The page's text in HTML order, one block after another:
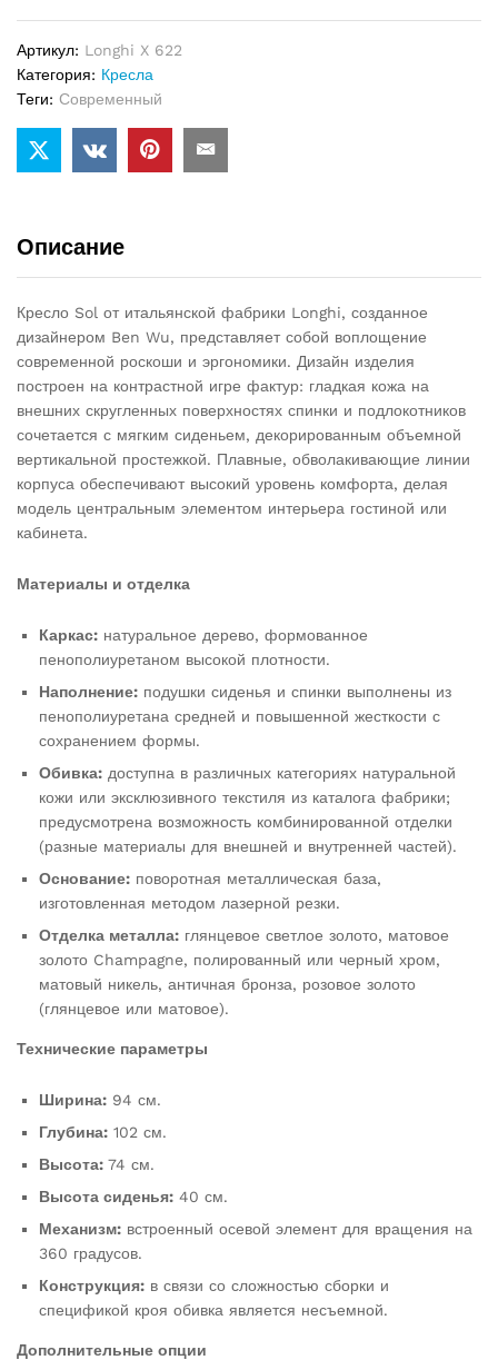
Артикул: Longhi X 622
Категория: Кресла
Теги: Современный
Описание
Кресло Sol от итальянской фабрики Longhi, созданное
дизайнером Ben Wu, представляет собой воплощение
современной роскоши и эргономики. Дизайн изделия
построен на контрастной игре фактур: гладкая кожа на
внешних скругленных поверхностях спинки и подлокотников
сочетается с мягким сиденьем, декорированным объемной
вертикальной простежкой. Плавные, обволакивающие линии
корпуса обеспечивают высокий уровень комфорта, делая
модель центральным элементом интерьера гостиной или
кабинета.
Материалы и отделка
Каркас: натуральное дерево, формованное
пенополиуретаном высокой плотности.
Наполнение: подушки сиденья и спинки выполнены из
пенополиуретана средней и повышенной жесткости с
сохранением формы.
Обивка: доступна в различных категориях натуральной
кожи или эксклюзивного текстиля из каталога фабрики;
предусмотрена возможность комбинированной отделки
(разные материалы для внешней и внутренней частей).
Основание: поворотная металлическая база,
изготовленная методом лазерной резки.
Отделка металла: глянцевое светлое золото, матовое
золото Champagne, полированный или черный хром,
матовый никель, античная бронза, розовое золото
(глянцевое или матовое).
Технические параметры
Ширина: 94 см.
Глубина: 102 см.
Высота: 74 см.
Высота сиденья: 40 см.
Механизм: встроенный осевой элемент для вращения на
360 градусов.
Конструкция: в связи со сложностью сборки и
спецификой кроя обивка является несъемной.
Дополнительные опции